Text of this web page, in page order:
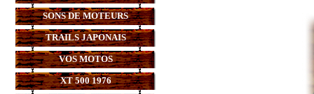
SONS DE MOTEURS
TRAILS JAPONAIS
VOS MOTOS
XT 500 1976